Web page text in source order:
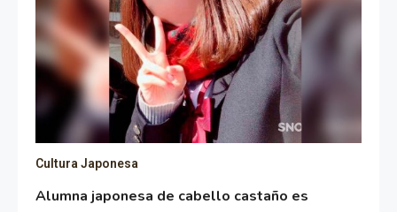
Cultura Japonesa
Alumna japonesa de cabello castaño es